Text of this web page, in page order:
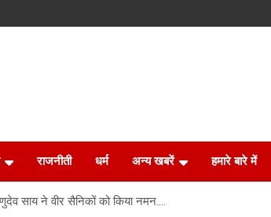
राजनीती धर्म अन्य खबरें हमारे बारे में
साय ने वीर सैनिकों को किया नमन….